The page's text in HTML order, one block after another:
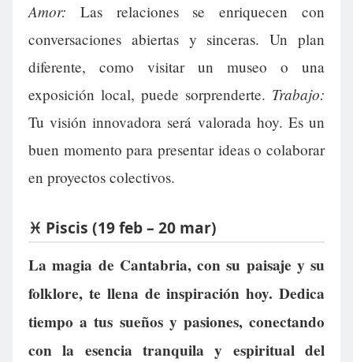
Amor: Las relaciones se enriquecen con
conversaciones abiertas y sinceras. Un plan
diferente, como visitar un museo o una
exposición local, puede sorprenderte. Trabajo:
Tu visión innovadora será valorada hoy. Es un
buen momento para presentar ideas o colaborar
en proyectos colectivos.
♓ Piscis (19 feb – 20 mar)
La magia de Cantabria, con su paisaje y su
folklore, te llena de inspiración hoy. Dedica
tiempo a tus sueños y pasiones, conectando
con la esencia tranquila y espiritual del